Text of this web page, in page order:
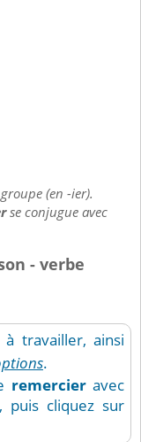
(en -ier).
se conjugue avec
- verbe
à travailler, ainsi
.
remercieravec
puis cliquez sur